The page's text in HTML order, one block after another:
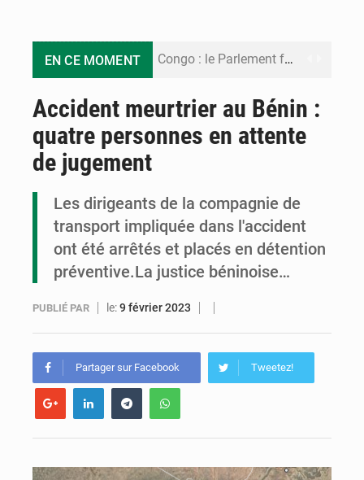
EN CE MOMENT Congo : le Parlement formule 28 recommandations sur le Cadre budgétaire 2027-2029
Congo : Brazzaville se dote d’un plan d’action pour renforcer sa résilience climatique
Congo : la Grande foire agricole pour renforcer la souveraineté alimentaire
Le Congo se dote d’un programme national pour valoriser les produits forestiers non ligneux
Accident meurtrier au Bénin :
quatre personnes en attente
de jugement
Les dirigeants de la compagnie de
transport impliquée dans l'accident
ont été arrêtés et placés en détention
préventive.La justice béninoise…
PUBLIÉ PAR le:9 février 2023
Partager sur Facebook Tweetez!